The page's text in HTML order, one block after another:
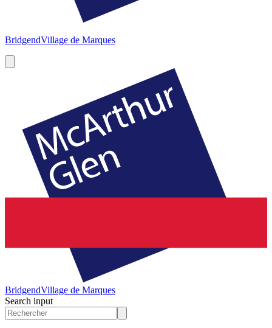
BridgendVillage de Marques
BridgendVillage de Marques
Search input